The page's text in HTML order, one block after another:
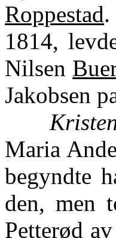
Roppestad
1814,
Nilsen
Jakobsen
Maria
begyndte
den, men
Petterød